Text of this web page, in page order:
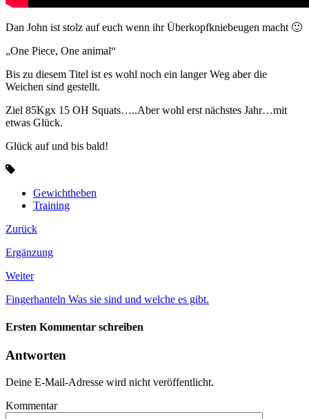
Dan John ist stolz auf euch wenn ihr Überkopfkniebeugen macht 🙂
„One Piece, One animal“
Bis zu diesem Titel ist es wohl noch ein langer Weg aber die
Weichen sind gestellt.
Ziel 85Kgx 15 OH Squats…..Aber wohl erst nächstes Jahr…mit
etwas Glück.
Glück auf und bis bald!
Gewichtheben
Training
Zurück
Ergänzung
Weiter
Fingerhanteln Was sie sind und welche es gibt.
Ersten Kommentar schreiben
Antworten
Deine E-Mail-Adresse wird nicht veröffentlicht.
Kommentar